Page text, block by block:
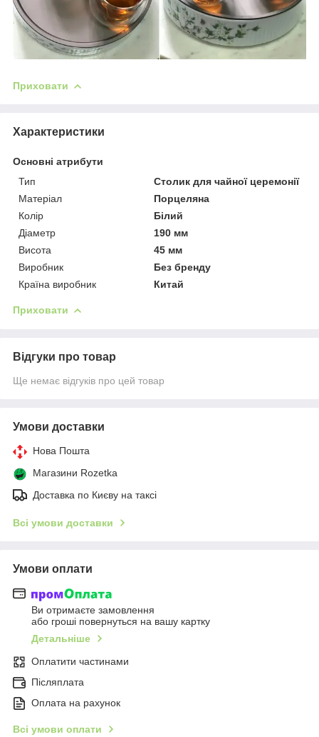
Приховати
Характеристики
Основні атрибути
Тип
Столик для чайної церемонії
Матеріал
Порцеляна
Колір
Білий
Діаметр
190 мм
Висота
45 мм
Виробник
Без бренду
Країна виробник
Китай
Приховати
Відгуки про товар
Ще немає відгуків про цей товар
Умови доставки
Нова Пошта
Магазини Rozetka
Доставка по Києву на таксі
Всі умови доставки
Умови оплати
Ви отримаєте замовлення
або гроші повернуться на вашу картку
Детальніше
Оплатити частинами
Післяплата
Оплата на рахунок
Всі умови оплати